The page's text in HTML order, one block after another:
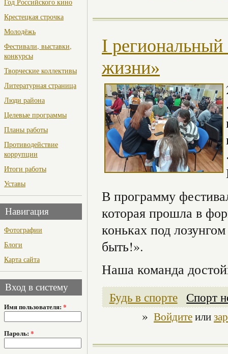
Год Российского кино
Крестецкая строчка
Молодёжь
Фестивали, выставки,
конкурсы
Творческие коллективы
Литературная страница
Люди района
Целевые программы
Планы работы
Противодействие
коррупции
Итоги работы
Уставы
Навигация
Фотографии
Блоги
Карта сайта
Вход в систему
Имя пользователя: *
Пароль: *
I
жизни»
В программу
которая прошла в
коньках под
быть!».
Наша команда
Будь в спорте Спорт
» Войдитеили